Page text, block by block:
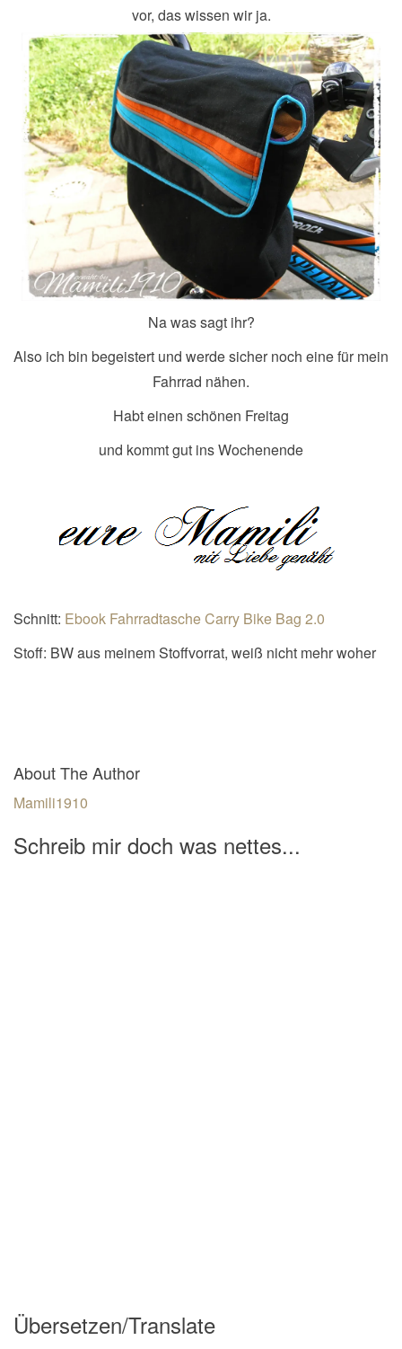
vor, das wissen wir ja.
Na was sagt ihr?
Also ich bin begeistert und werde sicher noch eine für mein
Fahrrad nähen.
Habt einen schönen Freitag
und kommt gut ins Wochenende
Schnitt: Ebook Fahrradtasche Carry Bike Bag 2.0
Stoff: BW aus meinem Stoffvorrat, weiß nicht mehr woher
About The Author
Mamili1910
Schreib mir doch was nettes...
Übersetzen/Translate